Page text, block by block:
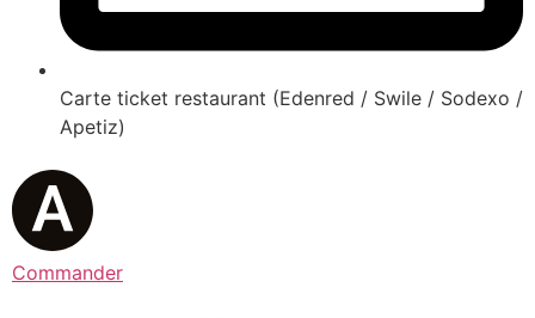
Carte ticket restaurant (Edenred / Swile / Sodexo /
Apetiz)
Commander